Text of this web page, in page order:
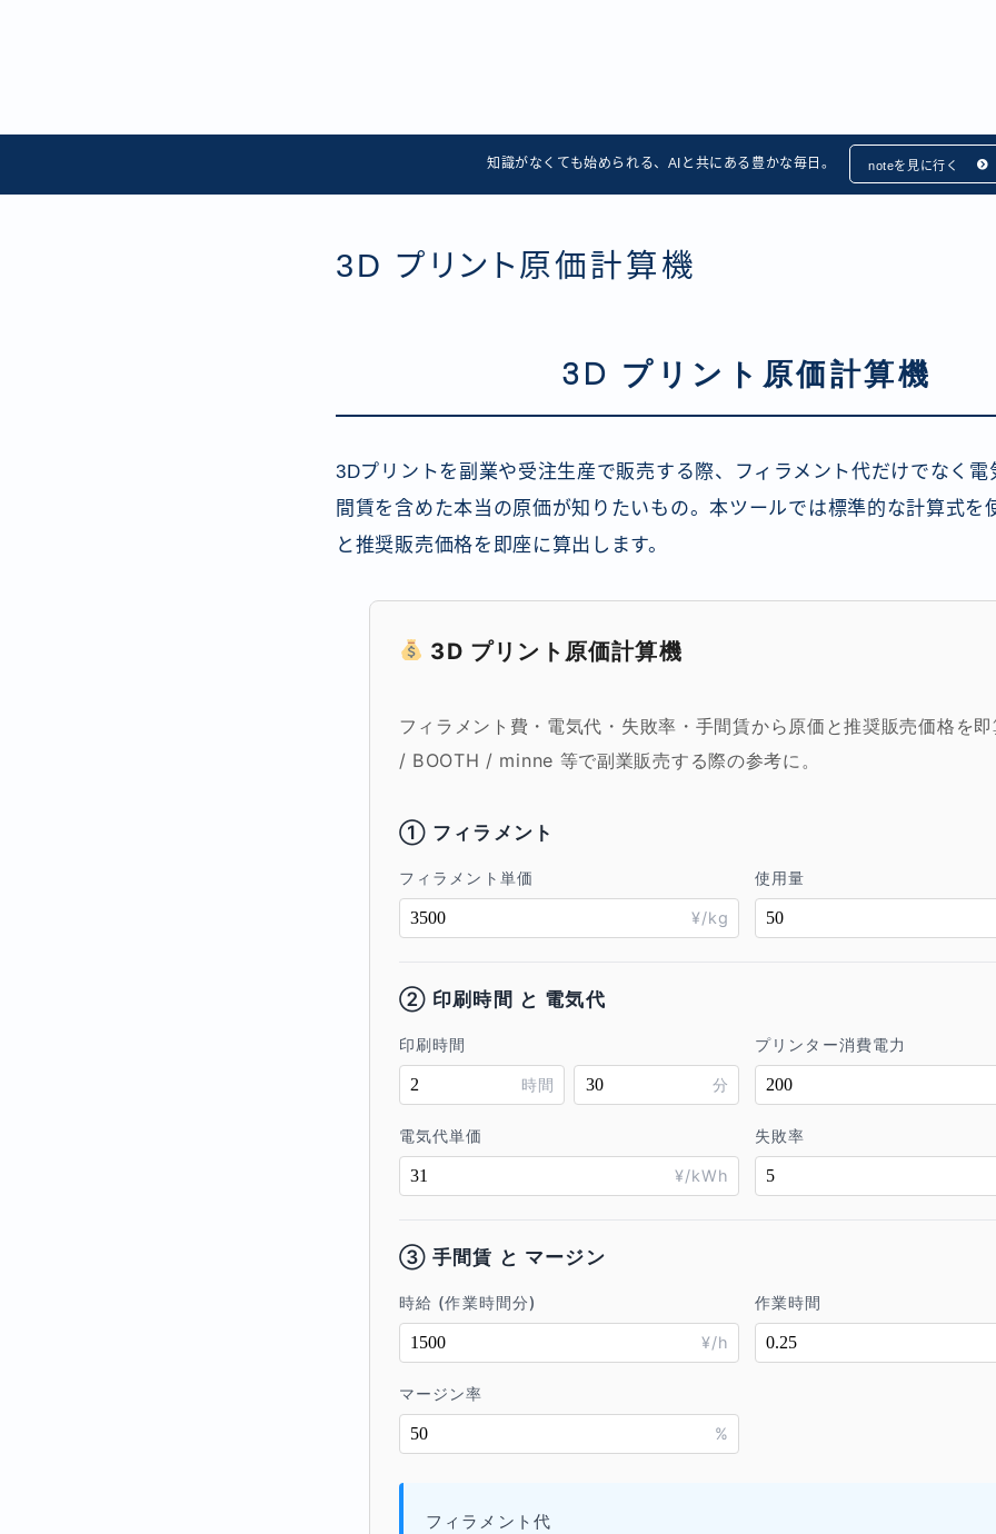
知識がなくても始められる、AIと共にある豊かな毎日。 noteを見に行く
3D プリント原価計算機
3D プリント原価計算機
3Dプリントを副業や受注生産で販売する際、フィラメント代だけでなく
間賃を含めた本当の原価が知りたいもの。本ツールでは標準的な計算式を
と推奨販売価格を即座に算出します。
3D プリント原価計算機
フィラメント費・電気代・失敗率・手間賃から原価と推奨販売価格を
/ BOOTH / minne 等で副業販売する際の参考に。
① フィラメント
フィラメント単価
¥/kg
使用量
② 印刷時間 と 電気代
印刷時間
時間 分
プリンター消費電力
電気代単価
¥/kWh
失敗率
③ 手間賃 と マージン
時給 (作業時間分)
¥/h
作業時間
マージン率
%
フィラメント代